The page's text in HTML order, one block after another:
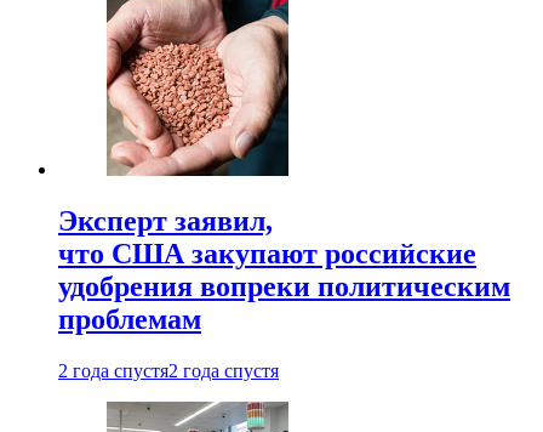
Эксперт заявил,
что США закупают российские
удобрения вопреки политическим
проблемам
2 года спустя2 года спустя